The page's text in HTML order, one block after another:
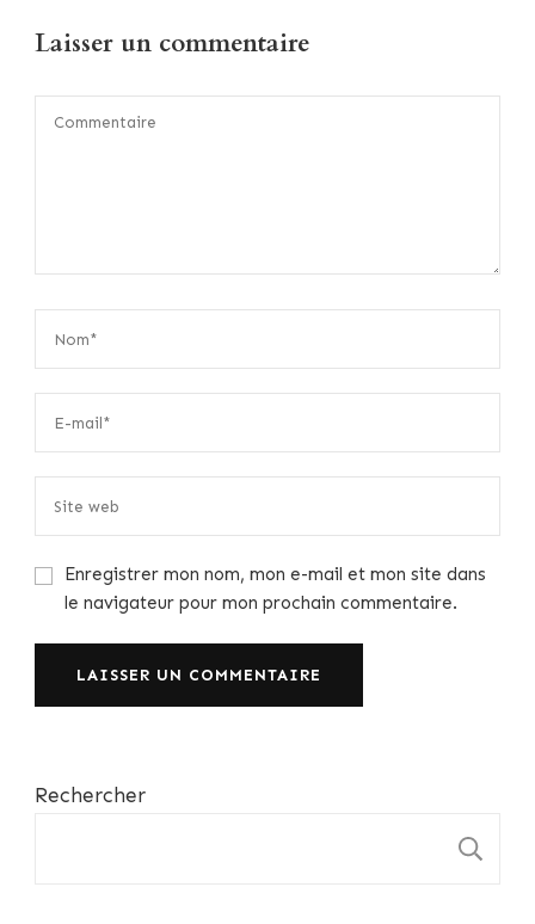
Laisser un commentaire
Enregistrer mon nom, mon e-mail et mon site dans
le navigateur pour mon prochain commentaire.
Rechercher